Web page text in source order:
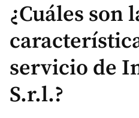
¿Cuáles son
servicio de
S.r.l.?